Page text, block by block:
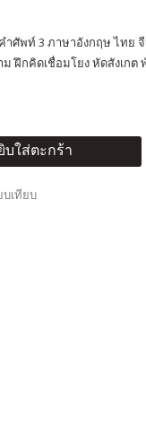
ศัพท์ 3 ภาษาอังกฤษ ไทย
ฝึกคิดเชื่อมโยง หัดสังเกต
บใส่ตะกร้า
บเทียบ